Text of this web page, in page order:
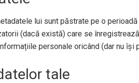
lui sunt păstrate pe o
(dacă există) care se
personale oricând (dar nu
tale